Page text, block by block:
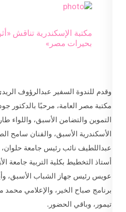
مكتبة الإسكندرية تناقش
بحيرات مصر»
وقدم للندوة السفير عبدالرؤوف
مكتبة مصر العامة، مرحبًا بالدكتور
التموين والتضامن الأسبق، واللواء
الأسكندرية الأسبق، والفنان سامح
عبداللطيف نائب رئيس جامعة حلوان،
أستاذ التخطيط بكلية التربية جامعة
عويس رئيس جهاز الشباب الأسبق،
برنامج صباح الخير، والإعلامي
تيمور، وباقي الحضور.